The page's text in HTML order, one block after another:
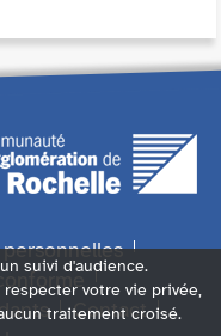
Contact
suivi d'audience.
votre vie privée,
traitement croisé.